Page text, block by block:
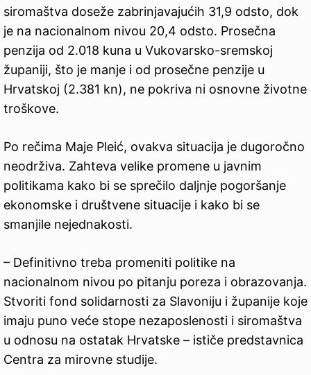
siromaštva doseže zabrinjavajućih 31,9 odsto, dok
je na nacionalnom nivou 20,4 odsto. Prosečna
penzija od 2.018 kuna u Vukovarsko-sremskoj
županiji, što je manje i od prosečne penzije u
Hrvatskoj (2.381 kn), ne pokriva ni osnovne životne
troškove.
Po rečima Maje Pleić, ovakva situacija je dugoročno
neodrživa. Zahteva velike promene u javnim
politikama kako bi se sprečilo daljnje pogoršanje
ekonomske i društvene situacije i kako bi se
smanjile nejednakosti.
– Definitivno treba promeniti politike na
nacionalnom nivou po pitanju poreza i obrazovanja.
Stvoriti fond solidarnosti za Slavoniju i županije koje
imaju puno veće stope nezaposlenosti i siromaštva
u odnosu na ostatak Hrvatske – ističe predstavnica
Centra za mirovne studije.